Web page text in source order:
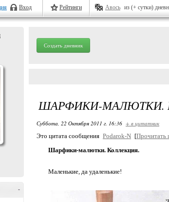
Вход Рейтинги Авось из (+ сутки)
-
Создать дневник
ШАРФИКИ-МАЛЮТКИ.
Суббота, 22 Октября 2011 г. 16:36 + в цитатник
Это цитата сообщения Podarok-N [Прочитать
Шарфики-малютки. Коллекция.
Маленькие, да удаленькие!